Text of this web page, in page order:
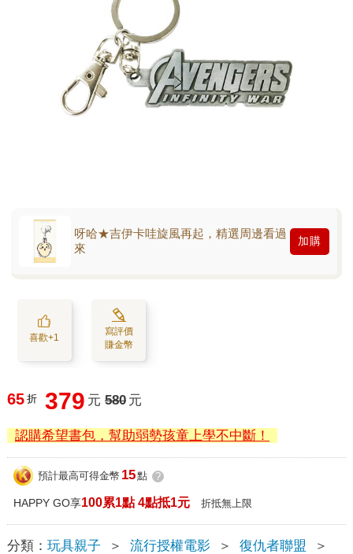
呀哈★吉伊卡哇旋風再起，精選周邊看過
來
加購
喜歡+1
寫評價
賺金幣
65 折 379 元 580 元
認購希望書包，幫助弱勢孩童上學不中斷！
預計最高可得金幣 15點 ?
HAPPY GO享100累1點 4點抵1元 折抵無上限
分類： 玩具親子 ＞ 流行授權電影 ＞ 復仇者聯盟
＞